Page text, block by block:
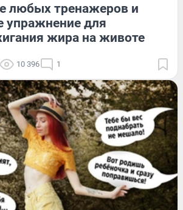
любых тренажеров и
упражнение для
жира на животе
10 396 1